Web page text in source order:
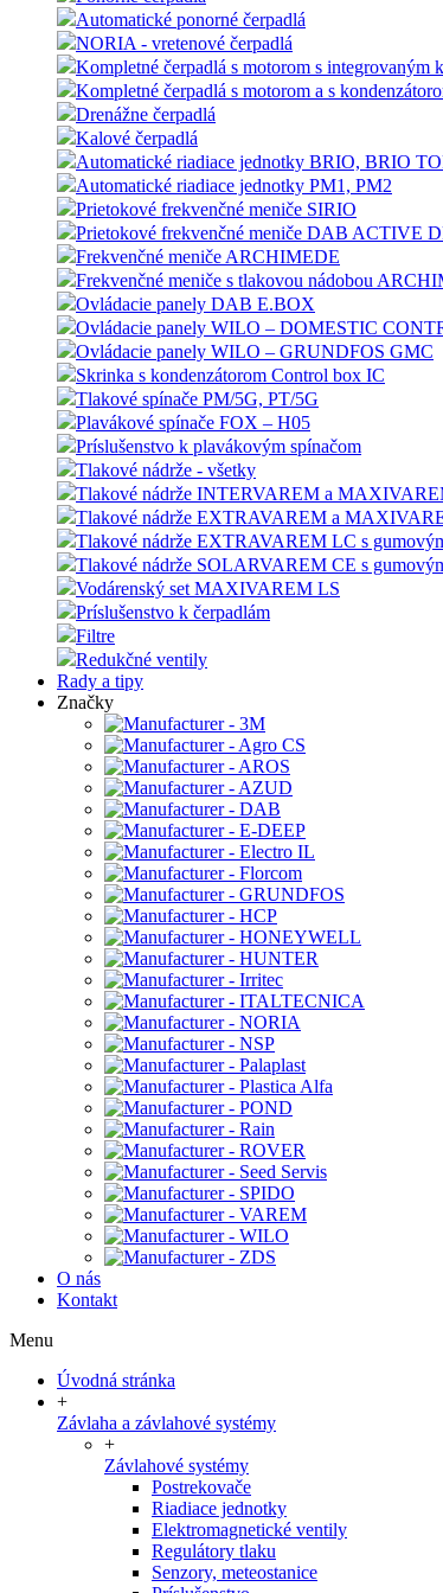
Automatické ponorné čerpadlá
NORIA - vretenové čerpadlá
Kompletné čerpadlá s motorom s integrovaným
Kompletné čerpadlá s motorom a s
Drenážne čerpadlá
Kalové čerpadlá
Automatické riadiace jednotky BRIO, BRIO
Automatické riadiace jednotky PM1, PM2
Prietokové frekvenčné meniče SIRIO
Prietokové frekvenčné meniče DAB ACTIVE
Frekvenčné meniče ARCHIMEDE
Frekvenčné meniče s tlakovou nádobou
Ovládacie panely DAB E.BOX
Ovládacie panely WILO – DOMESTIC
Ovládacie panely WILO – GRUNDFOS GMC
Skrinka s kondenzátorom Control box IC
Tlakové spínače PM/5G, PT/5G
Plavákové spínače FOX – H05
Príslušenstvo k plavákovým spínačom
Tlakové nádrže - všetky
Tlakové nádrže INTERVAREM a
Tlakové nádrže EXTRAVAREM a
Tlakové nádrže EXTRAVAREM LC s
Tlakové nádrže SOLARVAREM CE s
Vodárenský set MAXIVAREM LS
Príslušenstvo k čerpadlám
Filtre
Redukčné ventily
Rady a tipy
Značky
O nás
Kontakt
Menu
Úvodná stránka
+
Závlaha a závlahové systémy
+
Závlahové systémy
Postrekovače
Riadiace jednotky
Elektromagnetické ventily
Regulátory tlaku
Senzory, meteostanice